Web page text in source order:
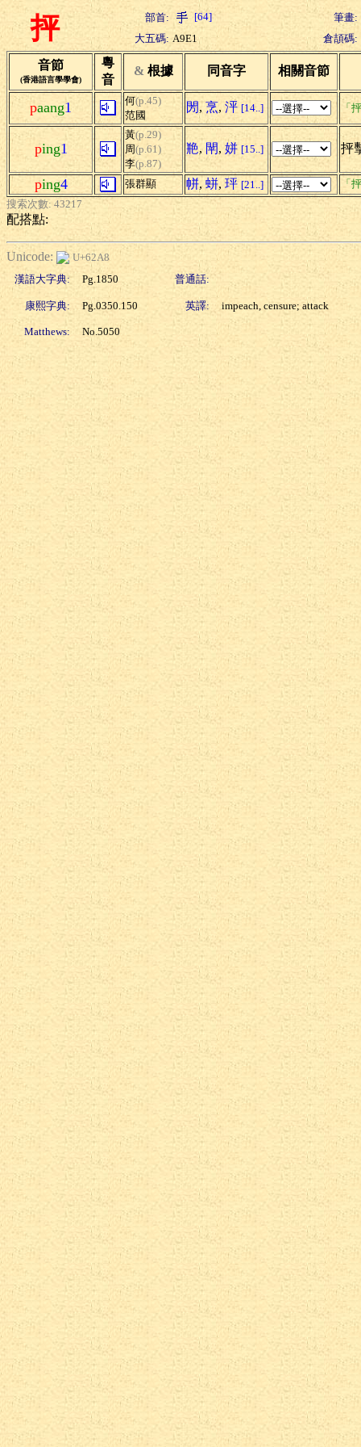
抨 部首: [64]
筆畫:
大五碼: A9E1 倉頡碼:
音節
(香港語言學學會)
粵
音
& 根據 同音字 相關音節
paang1 何(p.45)
范國
閍, 烹, 泙 [14..] 「
ping1
黃(p.29)
周(p.61)
李(p.87)
艵, 閛, 姘 [15..] 抨
ping4 張群顯 帡, 蛢, 玶 [21..]
「
搜索次數: 43217
配搭點:
Unicode:
U+62A8
漢語大字典:
Pg.1850 普通話:
康熙字典: Pg.0350.150 英譯: impeach, censure; attack
Matthews: No.5050